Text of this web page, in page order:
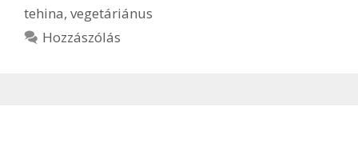
tehina, vegetáriánus
Hozzászólás